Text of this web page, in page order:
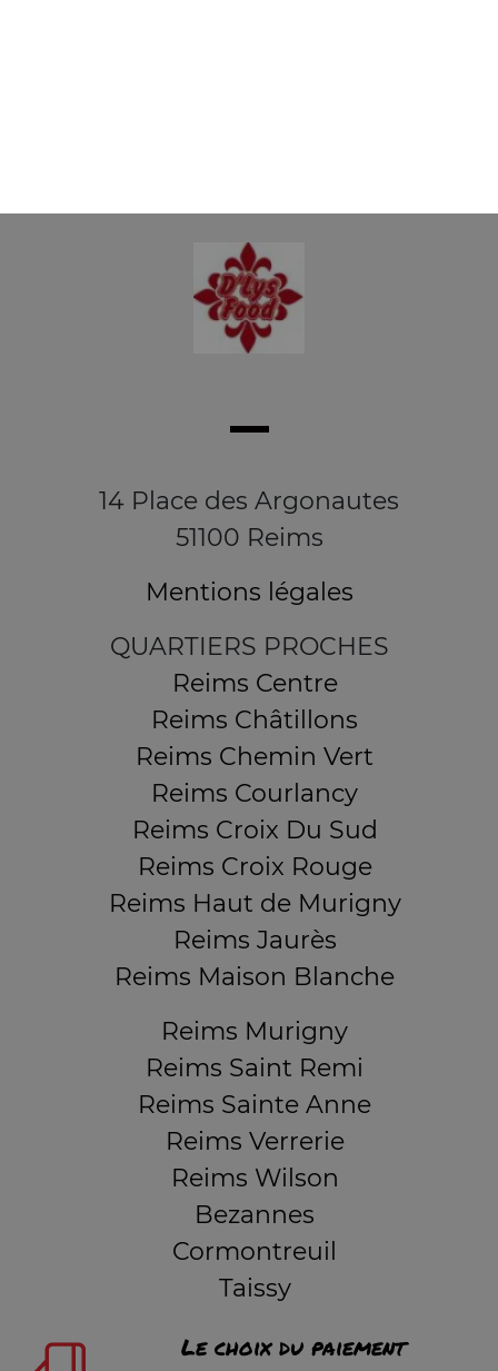
14 Place des Argonautes
51100 Reims
Mentions légales
QUARTIERS PROCHES
Reims Centre
Reims Châtillons
Reims Chemin Vert
Reims Courlancy
Reims Croix Du Sud
Reims Croix Rouge
Reims Haut de Murigny
Reims Jaurès
Reims Maison Blanche
Reims Murigny
Reims Saint Remi
Reims Sainte Anne
Reims Verrerie
Reims Wilson
Bezannes
Cormontreuil
Taissy
Le choix du paiement